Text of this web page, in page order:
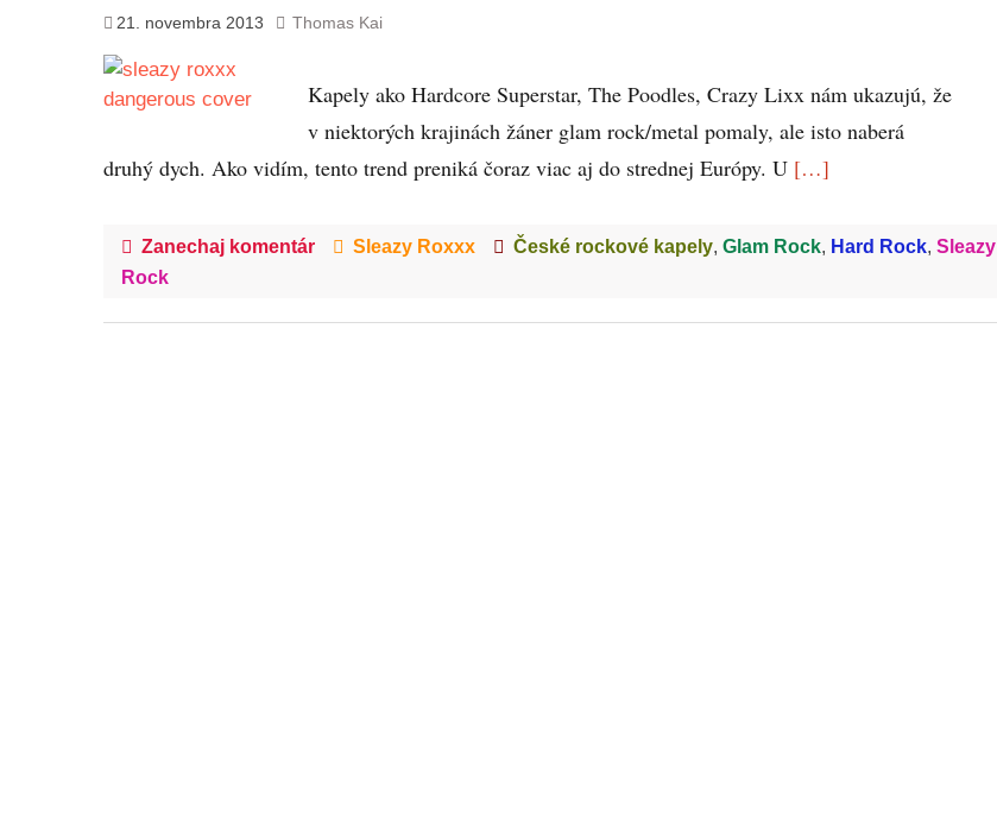
21. novembra 2013 Thomas Kai
Kapely ako Hardcore Superstar, The Poodles, Crazy Lixx nám ukazujú, že
v niektorých krajinách žáner glam rock/metal pomaly, ale isto naberá
druhý dych. Ako vidím, tento trend preniká čoraz viac aj do strednej Európy. U […]
Zanechaj komentár Sleazy Roxxx České rockové kapely, Glam Rock, Hard Rock, Sleazy
Rock